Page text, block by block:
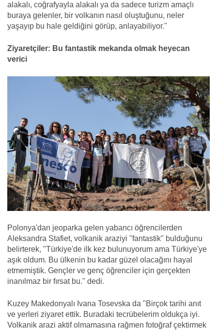
alakalı, coğrafyayla alakalı ya da sadece turizm amaçlı
buraya gelenler, bir volkanın nasıl oluştuğunu, neler
yaşayıp bu hale geldiğini görüp, anlayabiliyor."
Ziyaretçiler: Bu fantastik mekanda olmak heyecan
verici
Polonya'dan jeoparka gelen yabancı öğrencilerden
Aleksandra Stafiet, volkanik araziyi "fantastik" bulduğunu
belirterek, "Türkiye'de ilk kez bulunuyorum ama Türkiye'ye
aşık oldum. Bu ülkenin bu kadar güzel olacağını hayal
etmemiştik. Gençler ve genç öğrenciler için gerçekten
inanılmaz bir fırsat bu." dedi.
Kuzey Makedonyalı Ivana Tosevska da "Birçok tarihi anıt
ve yerleri ziyaret ettik. Buradaki tecrübelerim oldukça iyi.
Volkanik arazi aktif olmamasına rağmen fotoğraf çektirmek